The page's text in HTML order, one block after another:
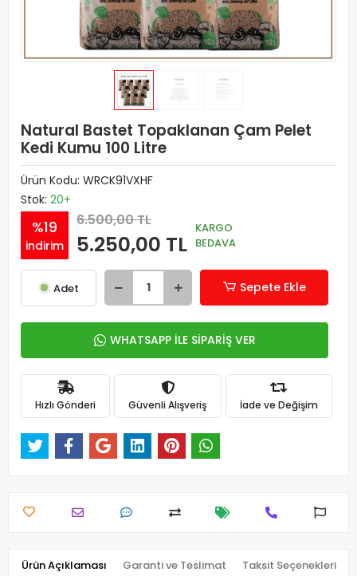
Natural Bastet Topaklanan Çam Pelet
Kedi Kumu 100 Litre
Ürün Kodu: WRCK91VXHF
Stok: 20+
%19
indirim
6.500,00 TL
5.250,00 TL
KARGO
BEDAVA
Adet Sepete Ekle
WHATSAPP İLE SİPARİŞ VER
Hızlı Gönderi Güvenli Alışveriş İade ve Değişim
Ürün Açıklaması Garanti ve Teslimat Taksit Seçenekleri